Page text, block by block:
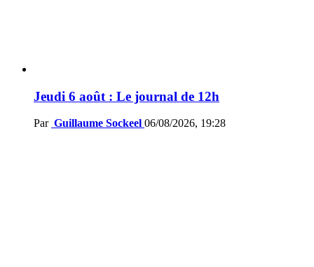
Jeudi 6 août : Le journal de 12h
Par Guillaume Sockeel 06/08/2026, 19:28